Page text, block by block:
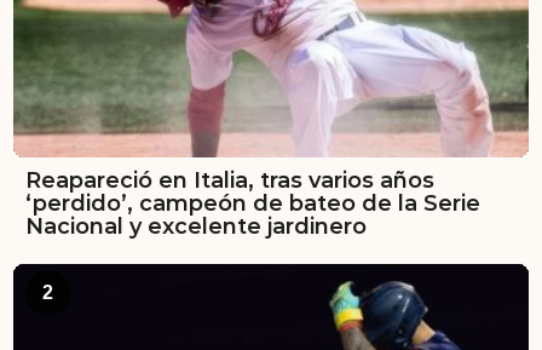
Reapareció en Italia, tras varios años
‘perdido’, campeón de bateo de la Serie
Nacional y excelente jardinero
2